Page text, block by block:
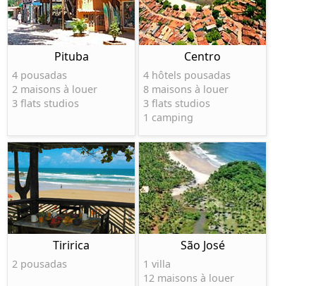
Pituba
4 pousadas
2 maisons à louer
3 flats studios
Centro
4 hôtels pousadas
8 maisons à louer
3 flats studios
1 camping
Tiririca
2 pousadas
São José
1 villa
12 maisons à louer